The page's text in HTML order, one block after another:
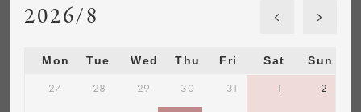
2026/8
Mon Tue Wed Thu Fri Sat Sun
27 28 29 30 31 1 2